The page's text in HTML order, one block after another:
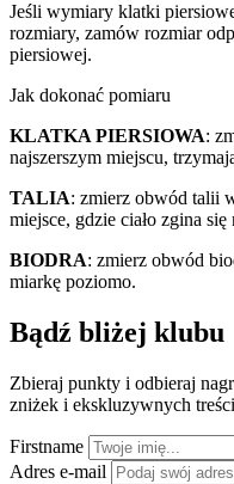
Jeśli wymiary klatki
rozmiary, zamów rozmiar
piersiowej.
Jak dokonać pomiaru
KLATKA PIERSIOWA:
najszerszym miejscu,
TALIA: zmierz obwód talii
miejsce, gdzie ciało zgina
BIODRA: zmierz obwód
miarkę poziomo.
Bądź bliżej klubu
Zbieraj punkty i odbieraj
zniżek i ekskluzywnych
Firstname
Adres e-mail